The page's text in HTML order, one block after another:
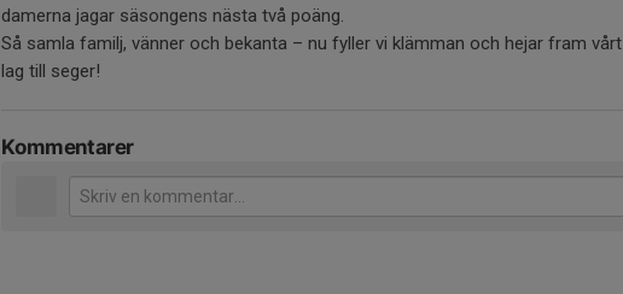
damerna jagar säsongens nästa två poäng.
Så samla familj, vänner och bekanta – nu fyller vi klämman och hejar fram vårt
lag till seger!
Kommentarer